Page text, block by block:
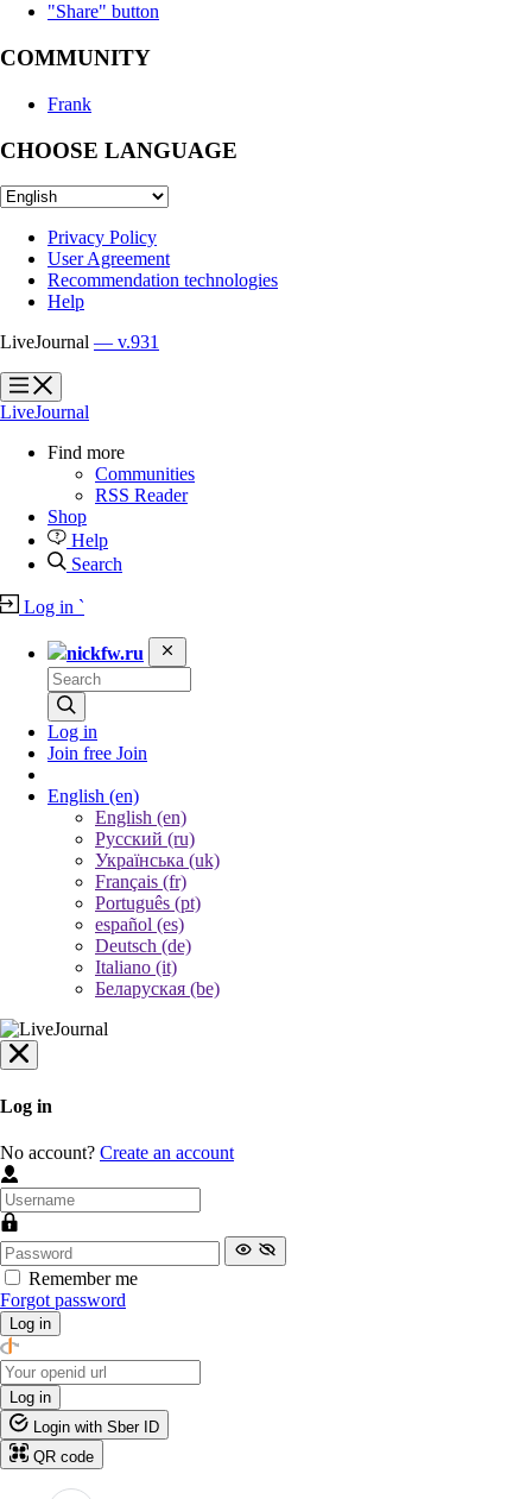
"Share" button
COMMUNITY
Frank
CHOOSE LANGUAGE
Privacy Policy
User Agreement
Recommendation technologies
Help
LiveJournal — v.931
?
?
LiveJournal
Find more
Communities
RSS Reader
Shop
Help
Search
Log in `
nickfw.ru
Log in
Join free Join
English (en)
English (en)
Русский (ru)
Українська (uk)
Français (fr)
Português (pt)
español (es)
Deutsch (de)
Italiano (it)
Беларуская (be)
Log in
No account? Create an account
Remember me
Forgot password
Log in
Log in
Login with Sber ID
QR code